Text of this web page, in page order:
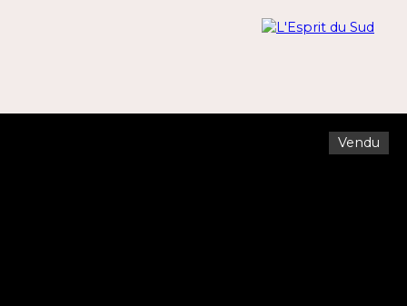
Vendu